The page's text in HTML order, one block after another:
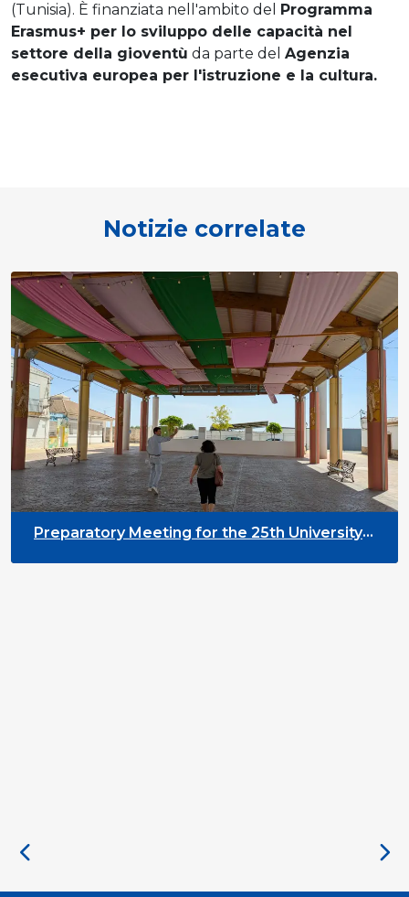
(Tunisia). È finanziata nell'ambito del Programma
Erasmus+ per lo sviluppo delle capacità nel
settore della gioventù da parte del Agenzia
esecutiva europea per l'istruzione e la cultura.
Notizie correlate
Preparatory Meeting for the 25th University